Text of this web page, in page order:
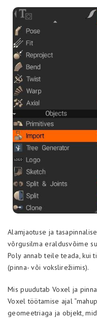
Alamjaotuse ja
võrgusilma eraldusvõime
Poly annab teile teada, kui
(pinna- või vokslirežiimis).
Mis puudutab Voxel ja
Voxel töötamise ajal
geomeetriaga ja objekt,